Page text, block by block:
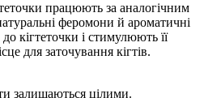
працюють за аналогічним
феромони й ароматичні
кігтеточки і стимулюють її
для заточування кігтів.
залишаються цілими.